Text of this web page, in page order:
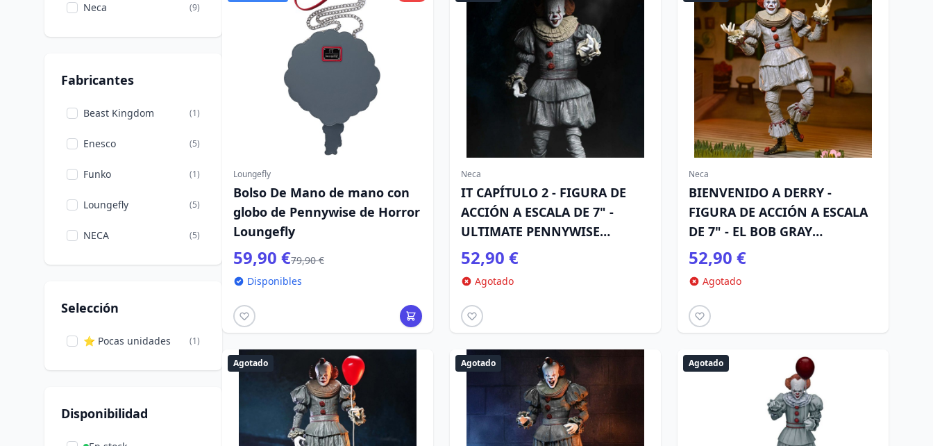
Neca (9)
Fabricantes
Beast Kingdom (1)
Enesco (5)
Funko (1)
Loungefly (5)
NECA (5)
Selección
⭐ Pocas unidades (1)
Disponibilidad
Loungefly
Bolso De Mano de mano con
globo de Pennywise de Horror
Loungefly
59,90 €79,90 €
Disponibles
Neca
IT CAPÍTULO 2 - FIGURA DE
ACCIÓN A ESCALA DE 7" -
ULTIMATE PENNYWISE
(PELÍCULA DE 2019)
52,90 €
Agotado
Neca
BIENVENIDO A DERRY -
FIGURA DE ACCIÓN A ESCALA
DE 7" - EL BOB GRAY
DEFINITIVO COMO
PENNYWISE
52,90 €
Agotado
Agotado Agotado Agotado